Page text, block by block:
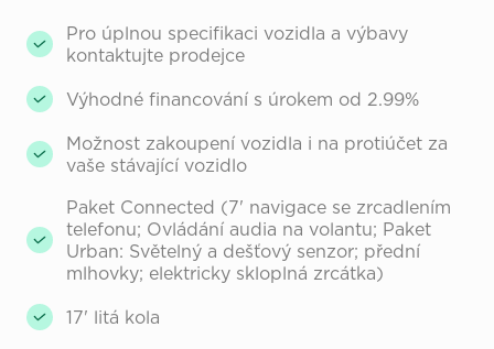
Pro úplnou specifikaci vozidla a výbavy
kontaktujte prodejce
Výhodné financování s úrokem od 2.99%
Možnost zakoupení vozidla i na protiúčet za
vaše stávající vozidlo
Paket Connected (7' navigace se zrcadlením
telefonu; Ovládání audia na volantu; Paket
Urban: Světelný a dešťový senzor; přední
mlhovky; elektricky skloplná zrcátka)
17' litá kola